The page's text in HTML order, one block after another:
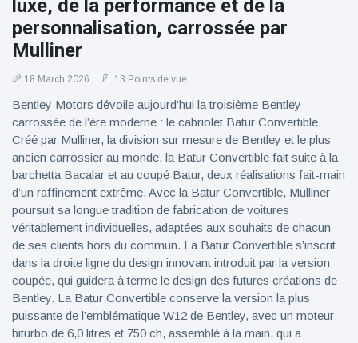
luxe, de la performance et de la
personnalisation, carrossée par
Mulliner
18 March 2026 13 Points de vue
Bentley Motors dévoile aujourd’hui la troisième Bentley
carrossée de l’ère moderne : le cabriolet Batur Convertible.
Créé par Mulliner, la division sur mesure de Bentley et le plus
ancien carrossier au monde, la Batur Convertible fait suite à la
barchetta Bacalar et au coupé Batur, deux réalisations fait-main
d’un raffinement extrême. Avec la Batur Convertible, Mulliner
poursuit sa longue tradition de fabrication de voitures
véritablement individuelles, adaptées aux souhaits de chacun
de ses clients hors du commun. La Batur Convertible s’inscrit
dans la droite ligne du design innovant introduit par la version
coupée, qui guidera à terme le design des futures créations de
Bentley. La Batur Convertible conserve la version la plus
puissante de l’emblématique W12 de Bentley, avec un moteur
biturbo de 6,0 litres et 750 ch, assemblé à la main, qui a